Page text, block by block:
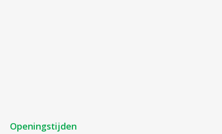
Openingstijden